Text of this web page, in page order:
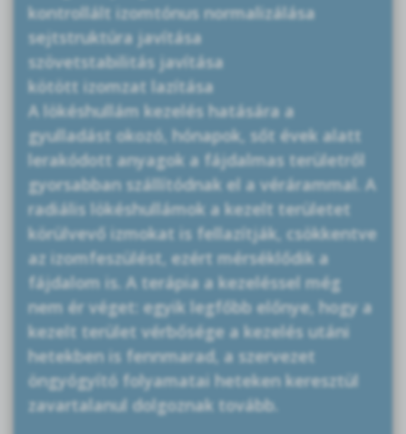
kontrollált izomtónus normalizálása
sejtstruktúra javítása
szövetstabilitás javítása
kötött izomzat lazítása
A lökéshullám kezelés hatására a
gyulladást okozó, hónapok, sőt évek alatt
lerakódott anyagok a fájdalmas területről
gyorsabban szállítódnak el a vérárammal. A
radiális lökéshullámok a kezelt területet
körülvevő izmokat is fellazítják, csökkentve
az izomfeszülést, ezért mérséklődik a
fájdalom is. A terápia a kezeléssel még
nem ér véget: egyik legfőbb előnye, hogy a
kezelt terület vérbősége a kezelés utáni
hetekben is fennmarad, a szervezet
öngyógyító folyamatai heteken keresztül
zavartalanul dolgoznak tovább.